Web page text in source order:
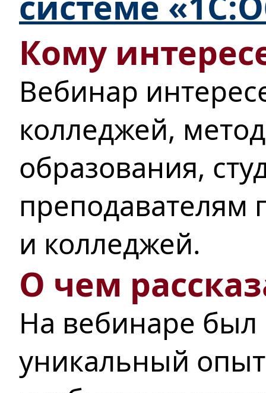
Кому
Вебинар
колледжей,
образования,
преподавателям
и колледжей.
О чем
На вебинаре был
уникальный